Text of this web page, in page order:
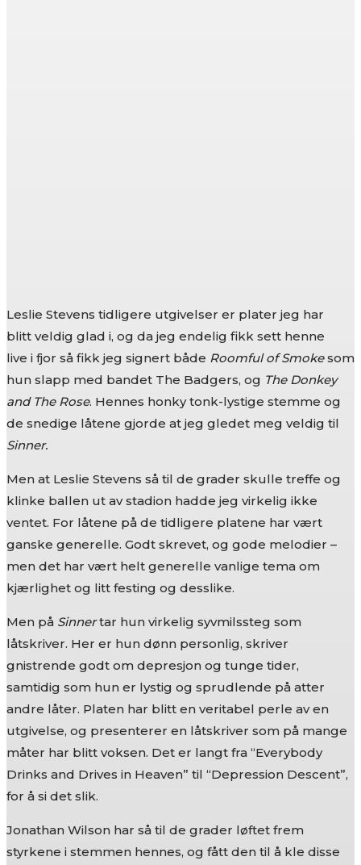
Leslie Stevens tidligere utgivelser er plater jeg har
blitt veldig glad i, og da jeg endelig fikk sett henne
live i fjor så fikk jeg signert både Roomful of Smokesom
hun slapp med bandet The Badgers, og The Donkey
and The Rose. Hennes honky tonk-lystige stemme og
de snedige låtene gjorde at jeg gledet meg veldig til
Sinner.
Men at Leslie Stevens så til de grader skulle treffe og
klinke ballen ut av stadion hadde jeg virkelig ikke
ventet. For låtene på de tidligere platene har vært
ganske generelle. Godt skrevet, og gode melodier –
men det har vært helt generelle vanlige tema om
kjærlighet og litt festing og desslike.
Men på Sinnertar hun virkelig syvmilssteg som
låtskriver. Her er hun dønn personlig, skriver
gnistrende godt om depresjon og tunge tider,
samtidig som hun er lystig og sprudlende på atter
andre låter. Platen har blitt en veritabel perle av en
utgivelse, og presenterer en låtskriver som på mange
måter har blitt voksen. Det er langt fra “Everybody
Drinks and Drives in Heaven” til “Depression Descent”,
for å si det slik.
Jonathan Wilson har så til de grader løftet frem
styrkene i stemmen hennes, og fått den til å kle disse